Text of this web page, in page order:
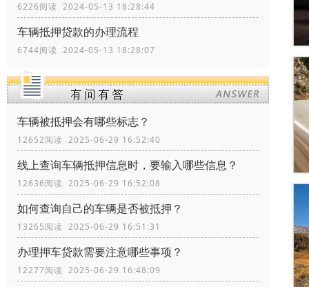
6226阅读 2024-05-13 18:28:44
车辆抵押贷款的办理流程
6744阅读 2024-05-13 18:28:07
车辆被抵押会有哪些标志？
12652阅读 2025-06-29 16:52:40
线上查询车辆抵押信息时，要输入哪些信息？
12636阅读 2025-06-29 16:52:08
如何查询自己的车辆是否被抵押？
13265阅读 2025-06-29 16:51:31
办理押车贷款需要注意哪些事项？
12277阅读 2025-06-29 16:48:09